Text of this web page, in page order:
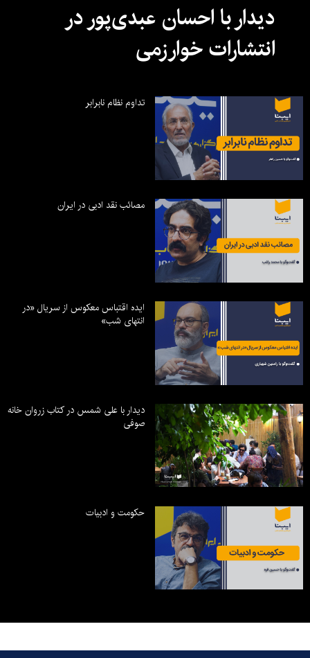
دیدار با احسان عبدی‌پور در
انتشارات خوارزمی
تداوم نظام نابرابر
مصائب نقد ادبی در ایران
ایده اقتباس معکوس از سریال «در
انتهای شب»
دیدار با علی شمس در کتاب زروان خانه
صوفی
حکومت و ادبیات